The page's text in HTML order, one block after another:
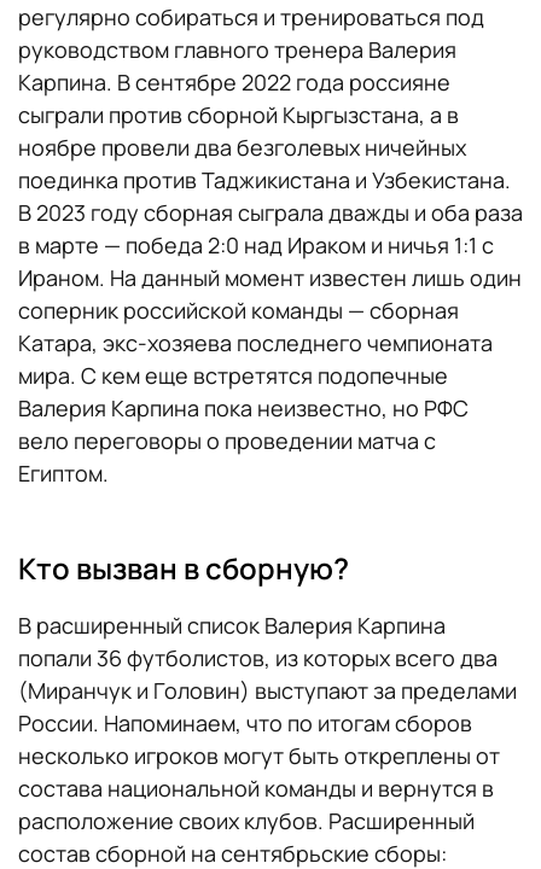
регулярно собираться и тренироваться под
руководством главного тренера Валерия
Карпина. В сентябре 2022 года россияне
сыграли против сборной Кыргызстана, а в
ноябре провели два безголевых ничейных
поединка против Таджикистана и Узбекистана.
В 2023 году сборная сыграла дважды и оба раза
в марте — победа 2:0 над Ираком и ничья 1:1 с
Ираном. На данный момент известен лишь один
соперник российской команды — сборная
Катара, экс-хозяева последнего чемпионата
мира. С кем еще встретятся подопечные
Валерия Карпина пока неизвестно, но РФС
вело переговоры о проведении матча с
Египтом.
Кто вызван в сборную?
В расширенный список Валерия Карпина
попали 36 футболистов, из которых всего два
(Миранчук и Головин) выступают за пределами
России. Напоминаем, что по итогам сборов
несколько игроков могут быть откреплены от
состава национальной команды и вернутся в
расположение своих клубов. Расширенный
состав сборной на сентябрьские сборы: